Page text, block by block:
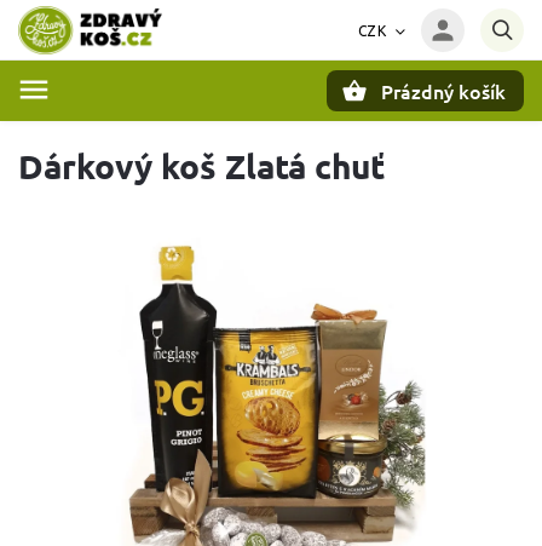
CZK
Prázdný košík
Dárkový koš Zlatá chuť